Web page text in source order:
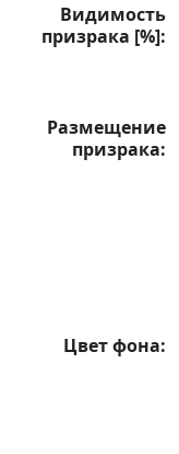
Видимость
призрака [%]
Размещение
призрака
Цвет фона